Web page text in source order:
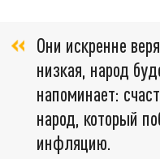
Они искренне
низкая, народ
напоминает:
народ, который
инфляцию.